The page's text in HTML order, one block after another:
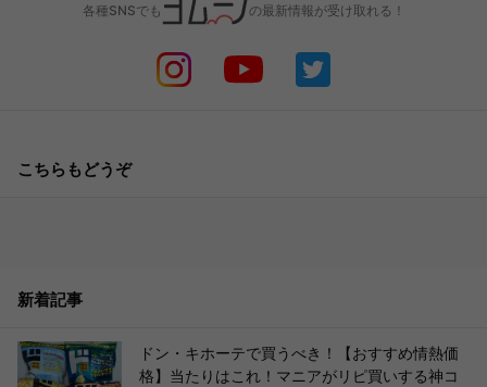
各種SNSでも の最新情報が受け取れる！
こちらもどうぞ
新着記事
ドン・キホーテで買うべき！【おすすめ情熱価
格】当たりはこれ！マニアがリピ買いする神コ